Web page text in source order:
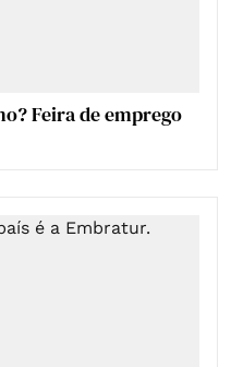
Feira de emprego